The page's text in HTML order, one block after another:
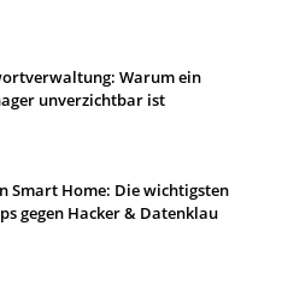
Warum ein
unverzichtbar ist
Smart Home: Die wichtigsten
gegen Hacker & Datenklau